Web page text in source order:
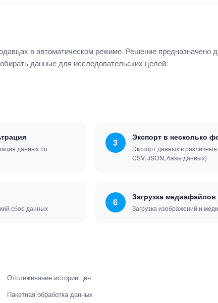
в автоматическом режиме. Решение предназначено
данные для исследовательских целей.
данных по
3 Экспорт в несколько
Экспорт данных в
CSV, JSON, базы данных)
сбор данных
6 Загрузка медиафайлов
Загрузка изображений и
Отслеживание истории цен
Пакетная обработка данных